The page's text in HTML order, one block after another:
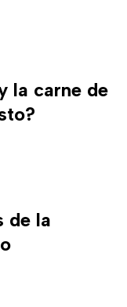
la carne de
de la